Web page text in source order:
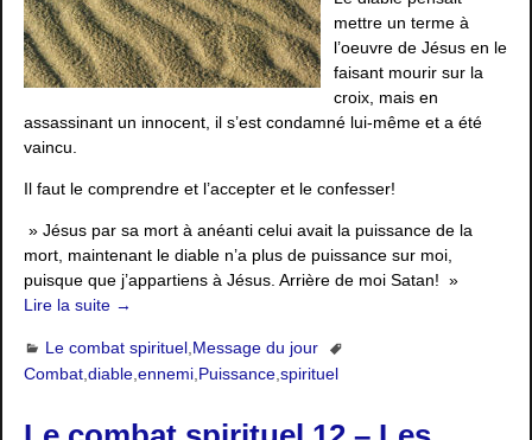
mettre un terme à
l’oeuvre de Jésus en le
faisant mourir sur la
croix, mais en
assassinant un innocent, il s’est condamné lui-même et a été
vaincu.
Il faut le comprendre et l’accepter et le confesser!
» Jésus par sa mort à anéanti celui avait la puissance de la
mort, maintenant le diable n’a plus de puissance sur moi,
puisque que j’appartiens à Jésus. Arrière de moi Satan! »
Lire la suite →
Le combat spirituel, Message du jour
Combat,diable,ennemi,Puissance,spirituel